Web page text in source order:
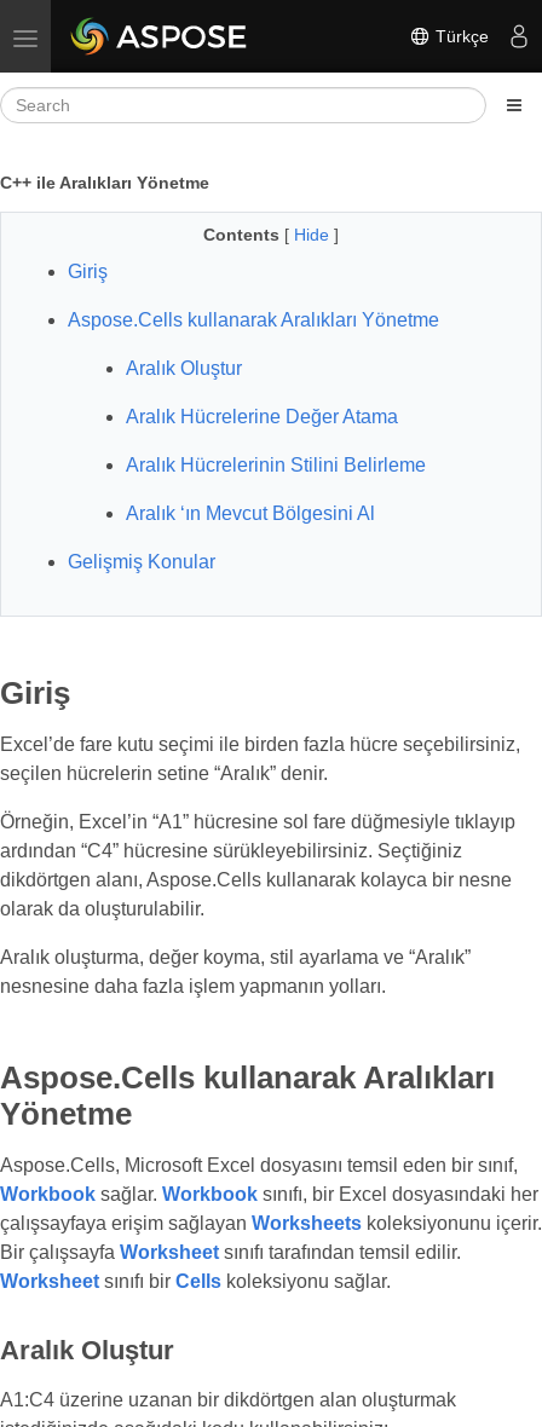
Toggle navigation Türkçe
C++ ile Aralıkları Yönetme
Contents [ Hide ]
Giriş
Aspose.Cells kullanarak Aralıkları Yönetme
Aralık Oluştur
Aralık Hücrelerine Değer Atama
Aralık Hücrelerinin Stilini Belirleme
Aralık ‘ın Mevcut Bölgesini Al
Gelişmiş Konular
Giriş
Excel’de fare kutu seçimi ile birden fazla hücre seçebilirsiniz,
seçilen hücrelerin setine “Aralık” denir.
Örneğin, Excel’in “A1” hücresine sol fare düğmesiyle tıklayıp
ardından “C4” hücresine sürükleyebilirsiniz. Seçtiğiniz
dikdörtgen alanı, Aspose.Cells kullanarak kolayca bir nesne
olarak da oluşturulabilir.
Aralık oluşturma, değer koyma, stil ayarlama ve “Aralık”
nesnesine daha fazla işlem yapmanın yolları.
Aspose.Cells kullanarak Aralıkları
Yönetme
Aspose.Cells, Microsoft Excel dosyasını temsil eden bir sınıf,
Workbook sağlar. Workbook sınıfı, bir Excel dosyasındaki her
çalışsayfaya erişim sağlayan Worksheets koleksiyonunu içerir.
Bir çalışsayfa Worksheet sınıfı tarafından temsil edilir.
Worksheet sınıfı bir Cells koleksiyonu sağlar.
Aralık Oluştur
A1:C4 üzerine uzanan bir dikdörtgen alan oluşturmak